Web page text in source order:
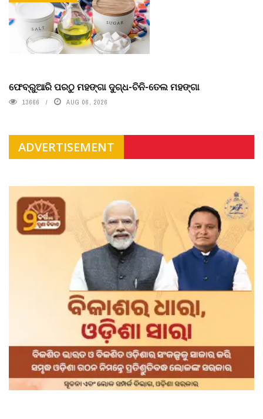
ଫେବ୍ରୁଆରି ପରଠୁ ମହଙ୍ଗା ଦୁଗ୍ଧ-ଚିନି-ତେଲ ମହଙ୍ଗା
13666 AUG 06, 2026
ADVERTISEMENT